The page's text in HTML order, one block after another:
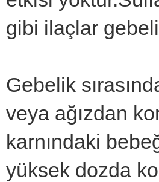
gibi ilaçlar
Gebelik
veya ağızdan
karnındaki
yüksek dozda